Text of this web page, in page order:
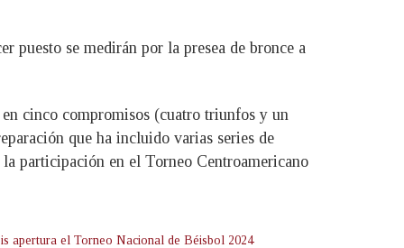
puesto se medirán por la presea de bronce a
cinco compromisos (cuatro triunfos y un
que ha incluido varias series de
participación en el Torneo Centroamericano
apertura el Torneo Nacional de Béisbol 2024